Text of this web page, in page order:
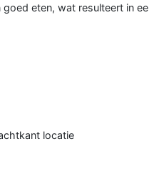
eten, wat resulteert in
locatie